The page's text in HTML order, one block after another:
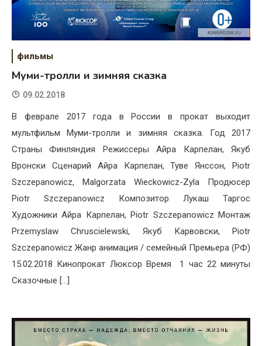
фильмы
Муми-тролли и зимняя сказка
09.02.2018
В феврале 2017 года в России в прокат выходит
мультфильм Муми-тролли и зимняя сказка. Год 2017
Страны Финляндия Режиссеры Айра Карпелан, Якуб
Вронски Сценарий Айра Карпелан, Туве Янссон, Piotr
Szczepanowicz, Malgorzata Wieckowicz-Zyla Продюсер
Piotr Szczepanowicz Композитор Лукаш Таргос
Художники Айра Карпелан, Piotr Szczepanowicz Монтаж
Przemyslaw Chruscielewski, Якуб Карвовски, Piotr
Szczepanowicz Жанр анимация / семейный Премьера (РФ)
15.02.2018 Кинопрокат Люксор Время 1 час 22 минуты
Сказочные […]